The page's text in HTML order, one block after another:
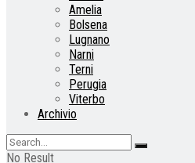
Amelia
Bolsena
Lugnano
Narni
Terni
Perugia
Viterbo
Archivio
No Result